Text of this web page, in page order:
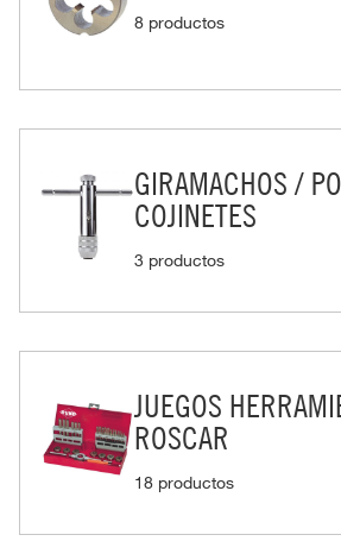
8 productos
GIRAMACHOS /
COJINETES
3 productos
JUEGOS
ROSCAR
18 productos